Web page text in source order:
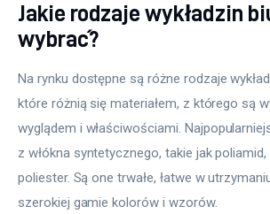
Jakie rodzaje wykładzin
wybrać?
Na rynku dostępne są różne rodzaje
które różnią się materiałem, z którego są
wyglądem i właściwościami.
z włókna syntetycznego, takie jak
poliester. Są one trwałe, łatwe w
szerokiej gamie kolorów i wzorów.